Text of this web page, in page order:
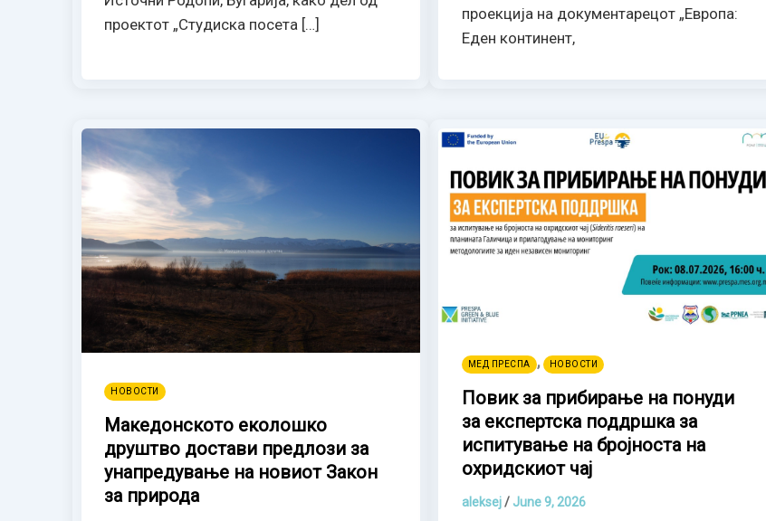
проектот „Студиска посета […]
проекција на документарецот „Европа:
Еден континент,
НОВОСТИ
Македонското еколошко
друштво достави предлози за
унапредување на новиот Закон
за природа
МЕД ПРЕСПА , НОВОСТИ
Повик за прибирање на понуди
за експертска поддршка за
испитување на бројноста на
охридскиот чај
aleksej/ June 9, 2026